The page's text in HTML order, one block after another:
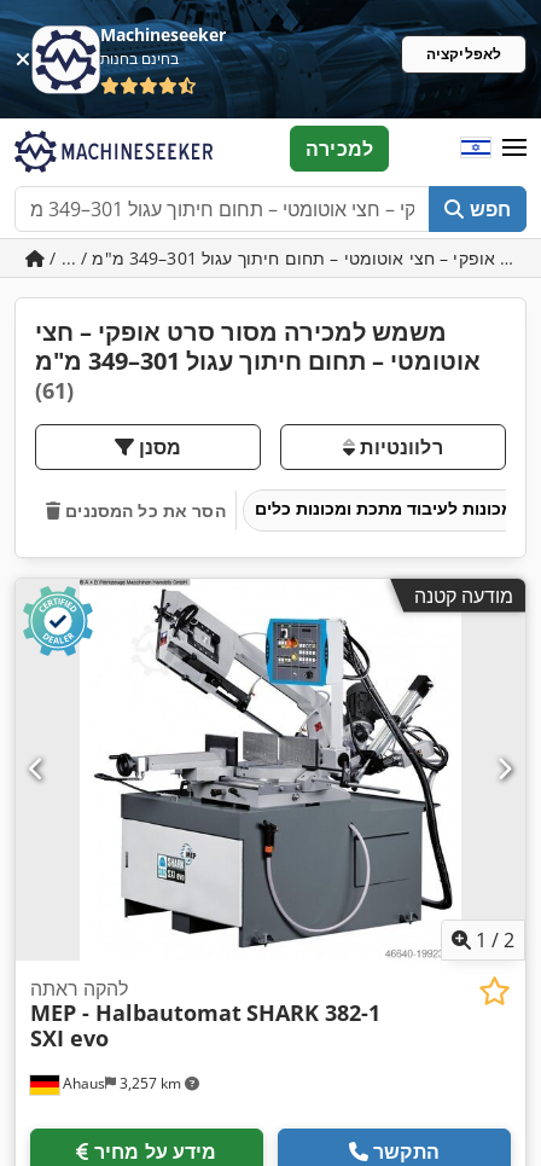
Machineseeker
בחינם בחנות לאפליקציה
חפש
למכירה
משמש למכירה מסור סרט אופקי – חצי
אוטומטי – תחום חיתוך עגול 301–349 מ"מ
(61)
מסנן רלוונטיות
הסר את כל המסננים
מודעה קטנה
1 /2
Ahaus 3,257 km
להקה ראתה
MEP - HalbautomatSHARK 382-1
SXI evo
מידע על מחיר התקשר